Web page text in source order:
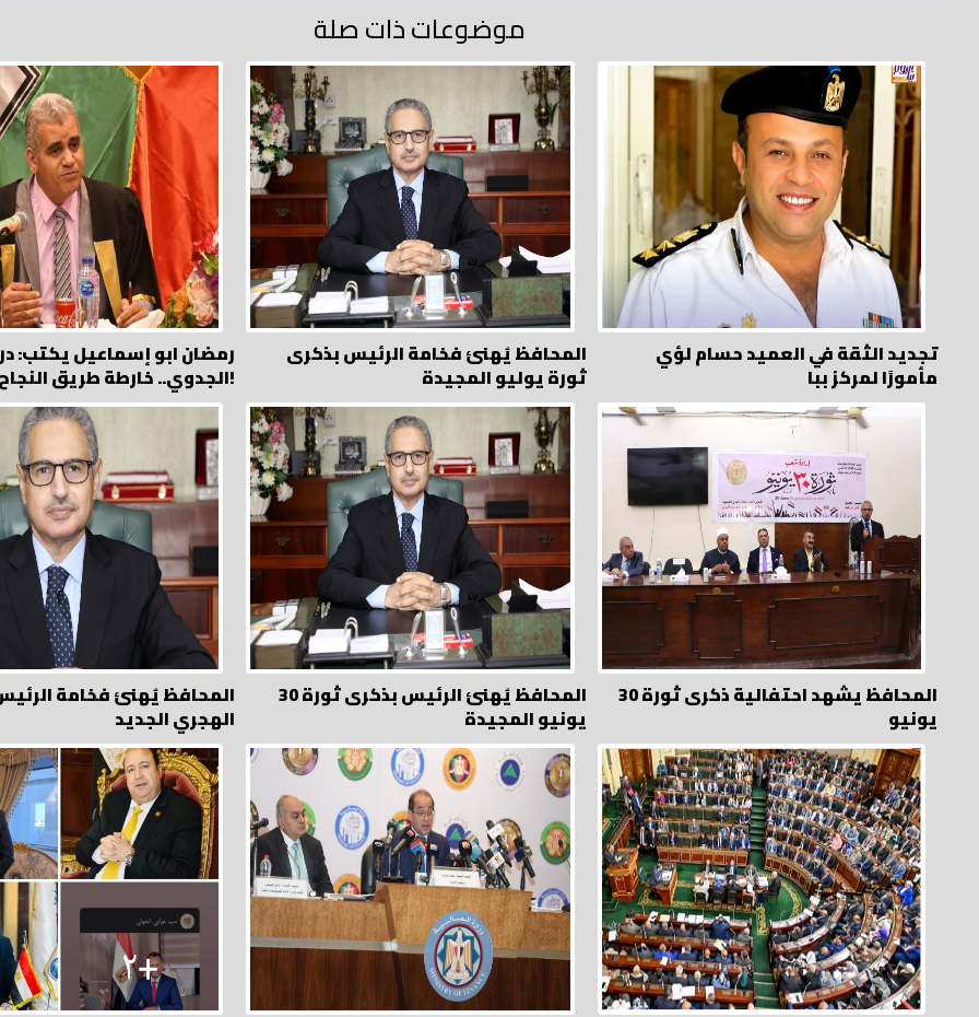
موضوعات ذات صلة
تجديد الثقة في العميد حسام لؤي
مأمورًا لمركز ببا
المحافظ يُهنئ فخامة الرئيس بذكرى
ثورة يوليو المجيدة
رمضان ابو إسماعيل يكتب:
الجدوي.. خارطة طريق النجاح!
المحافظ يشهد احتفالية ذكرى ثورة 30
يونيو
المحافظ يُهنئ الرئيس بذكرى ثورة 30
يونيو المجيدة
المحافظ يُهنئ فخامة
الهجري الجديد